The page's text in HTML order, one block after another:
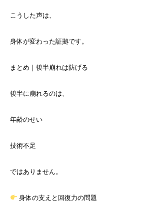
こうした声は、
身体が変わった証拠です。
まとめ｜後半崩れは防げる
後半に崩れるのは、
年齢のせい
技術不足
ではありません。
身体の支えと回復力の問題